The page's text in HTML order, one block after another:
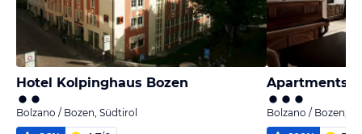
Hotel Kolpinghaus Bozen
Bolzano / Bozen, Südtirol
Apartments
Bolzano / Bozen,